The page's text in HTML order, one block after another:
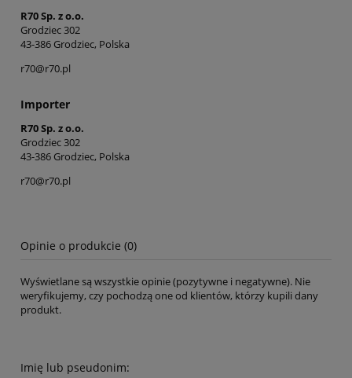
R70 Sp. z o.o.
Grodziec 302
43-386 Grodziec, Polska
r70@r70.pl
Importer
R70 Sp. z o.o.
Grodziec 302
43-386 Grodziec, Polska
r70@r70.pl
Opinie o produkcie (0)
Wyświetlane są wszystkie opinie (pozytywne i negatywne). Nie
weryfikujemy, czy pochodzą one od klientów, którzy kupili dany
produkt.
Imię lub pseudonim: